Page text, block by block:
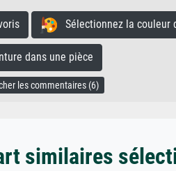
Sélectionnez la couleur
dans une pièce
les commentaires (6)
similaires